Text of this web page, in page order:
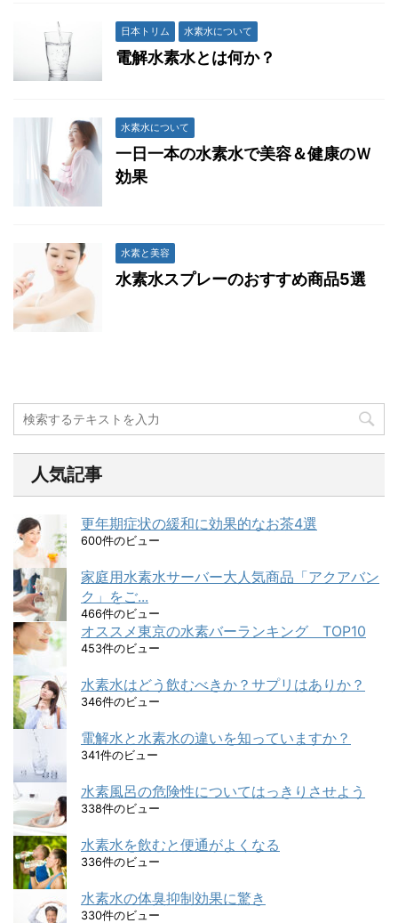
日本トリム 水素水について
電解水素水とは何か？
水素水について
一日一本の水素水で美容＆健康のＷ
効果
水素と美容
水素水スプレーのおすすめ商品5選
人気記事
更年期症状の緩和に効果的なお茶4選
600件のビュー
家庭用水素水サーバー大人気商品「アクアバン
ク」をご...
466件のビュー
オススメ東京の水素バーランキング TOP10
453件のビュー
水素水はどう飲むべきか？サプリはありか？
346件のビュー
電解水と水素水の違いを知っていますか？
341件のビュー
水素風呂の危険性についてはっきりさせよう
338件のビュー
水素水を飲むと便通がよくなる
336件のビュー
水素水の体臭抑制効果に驚き
330件のビュー